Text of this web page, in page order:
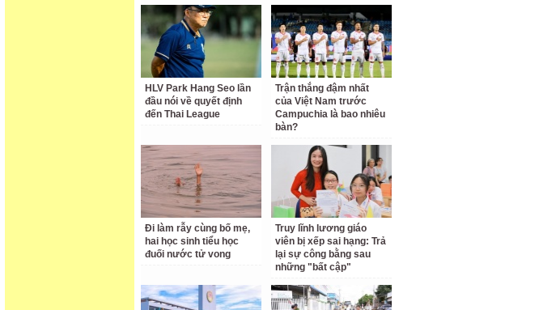
HLV Park Hang Seo lần
đầu nói về quyết định
đến Thai League
Trận thắng đậm nhất
của Việt Nam trước
Campuchia là bao nhiêu
bàn?
Đi làm rẫy cùng bố mẹ,
hai học sinh tiểu học
đuối nước tử vong
Truy lĩnh lương giáo
viên bị xếp sai hạng: Trả
lại sự công bằng sau
những "bất cập"